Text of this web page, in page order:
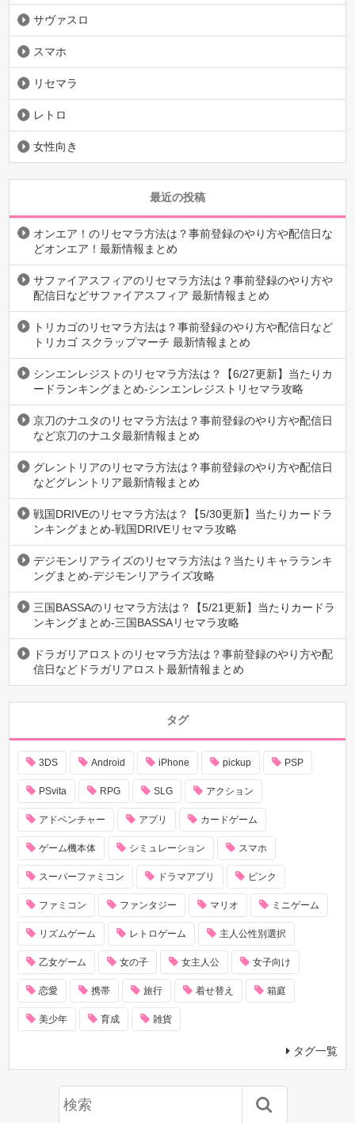
サヴァスロ
スマホ
リセマラ
レトロ
女性向き
最近の投稿
オンエア！のリセマラ方法は？事前登録のやり方や配信日な
どオンエア！最新情報まとめ
サファイアスフィアのリセマラ方法は？事前登録のやり方や
配信日などサファイアスフィア 最新情報まとめ
トリカゴのリセマラ方法は？事前登録のやり方や配信日など
トリカゴ スクラップマーチ 最新情報まとめ
シンエンレジストのリセマラ方法は？【6/27更新】当たりカ
ードランキングまとめ-シンエンレジストリセマラ攻略
京刀のナユタのリセマラ方法は？事前登録のやり方や配信日
など京刀のナユタ最新情報まとめ
グレントリアのリセマラ方法は？事前登録のやり方や配信日
などグレントリア最新情報まとめ
戦国DRIVEのリセマラ方法は？【5/30更新】当たりカードラ
ンキングまとめ-戦国DRIVEリセマラ攻略
デジモンリアライズのリセマラ方法は？当たりキャラランキ
ングまとめ-デジモンリアライズ攻略
三国BASSAのリセマラ方法は？【5/21更新】当たりカードラ
ンキングまとめ-三国BASSAリセマラ攻略
ドラガリアロストのリセマラ方法は？事前登録のやり方や配
信日などドラガリアロスト最新情報まとめ
タグ
3DS Android iPhone pickup PSP
PSvita RPG SLG アクション
アドベンチャー アプリ カードゲーム
ゲーム機本体 シミュレーション スマホ
スーパーファミコン ドラマアプリ ピンク
ファミコン ファンタジー マリオ ミニゲーム
リズムゲーム レトロゲーム 主人公性別選択
乙女ゲーム 女の子 女主人公 女子向け
恋愛 携帯 旅行 着せ替え 箱庭
美少年 育成 雑貨
タグ一覧